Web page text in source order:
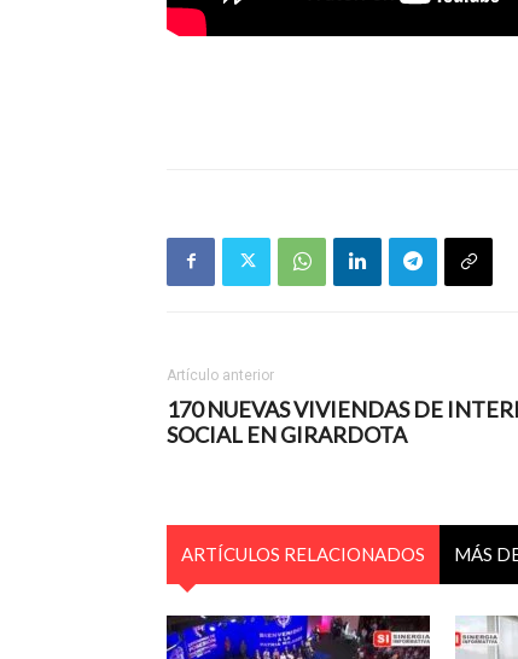
Artículo anterior
170 NUEVAS VIVIENDAS DE
SOCIAL EN GIRARDOTA
ARTÍCULOS RELACIONADOS MÁS